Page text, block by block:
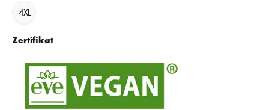
4XL
Zertifikat